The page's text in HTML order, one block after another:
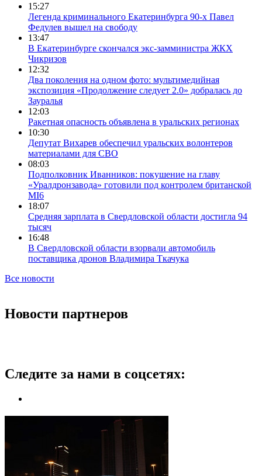
15:27
Легенда криминального Екатеринбурга 90-х Павел
Федулев вышел на свободу
13:47
В Екатеринбурге скончался экс-замминистра ЖКХ
Чикризов
12:32
Два поколения на одном фото: мультимедийная
экспозиция «Продолжение следует 2.0» добралась до
Зауралья
12:03
Ракетная опасность объявлена в уральских регионах
10:30
Депутат Вихарев обеспечил уральских волонтеров
материалами для СВО
08:03
Подполковник Иванников: покушение на главу
«Уралдронзавода» готовили под контролем британской
MI6
18:07
Средняя зарплата в Свердловской области достигла 94
тысяч
16:48
В Свердловской области взорвали автомобиль
поставщика дронов Владимира Ткачука
Все новости
Новости партнеров
Следите за нами в соцсетях: